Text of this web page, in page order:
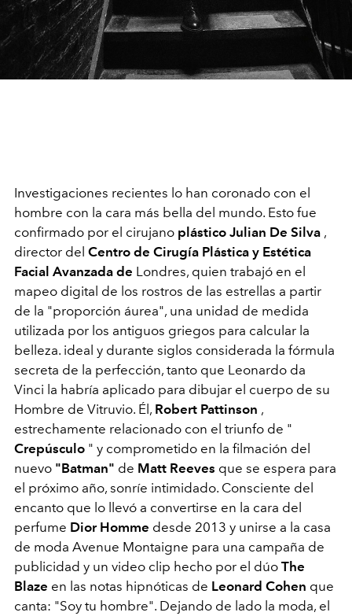
Investigaciones recientes lo han coronado con el
hombre con la cara más bella del mundo. Esto fue
confirmado por el cirujano plástico Julian De Silva ,
director del Centro de Cirugía Plástica y Estética
Facial Avanzada de Londres, quien trabajó en el
mapeo digital de los rostros de las estrellas a partir
de la "proporción áurea", una unidad de medida
utilizada por los antiguos griegos para calcular la
belleza. ideal y durante siglos considerada la fórmula
secreta de la perfección, tanto que Leonardo da
Vinci la habría aplicado para dibujar el cuerpo de su
Hombre de Vitruvio. Él, Robert Pattinson ,
estrechamente relacionado con el triunfo de "
Crepúsculo " y comprometido en la filmación del
nuevo "Batman" de Matt Reeves que se espera para
el próximo año, sonríe intimidado. Consciente del
encanto que lo llevó a convertirse en la cara del
perfume Dior Homme desde 2013 y unirse a la casa
de moda Avenue Montaigne para una campaña de
publicidad y un video clip hecho por el dúo The
Blaze en las notas hipnóticas de Leonard Cohen que
canta: "Soy tu hombre". Dejando de lado la moda, el